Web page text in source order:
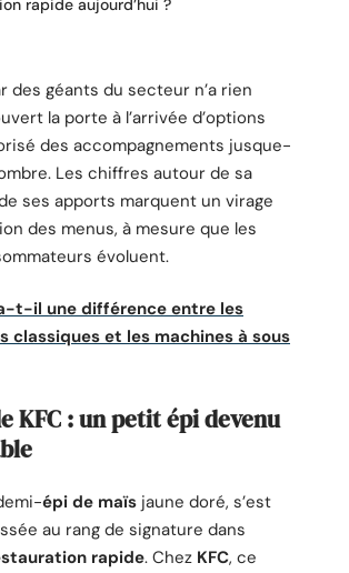
rapide aujourd’hui ?
des géants du secteur n’a rien
la porte à l’arrivée d’options
des accompagnements jusque-
Les chiffres autour de sa
ses apports marquent un virage
des menus, à mesure que les
évoluent.
t-il une différence entre les
classiques et les machines à sous
KFC : un petit épi devenu
épi de maïs jaune doré, s’est
au rang de signature dans
rapide. Chez KFC, ce